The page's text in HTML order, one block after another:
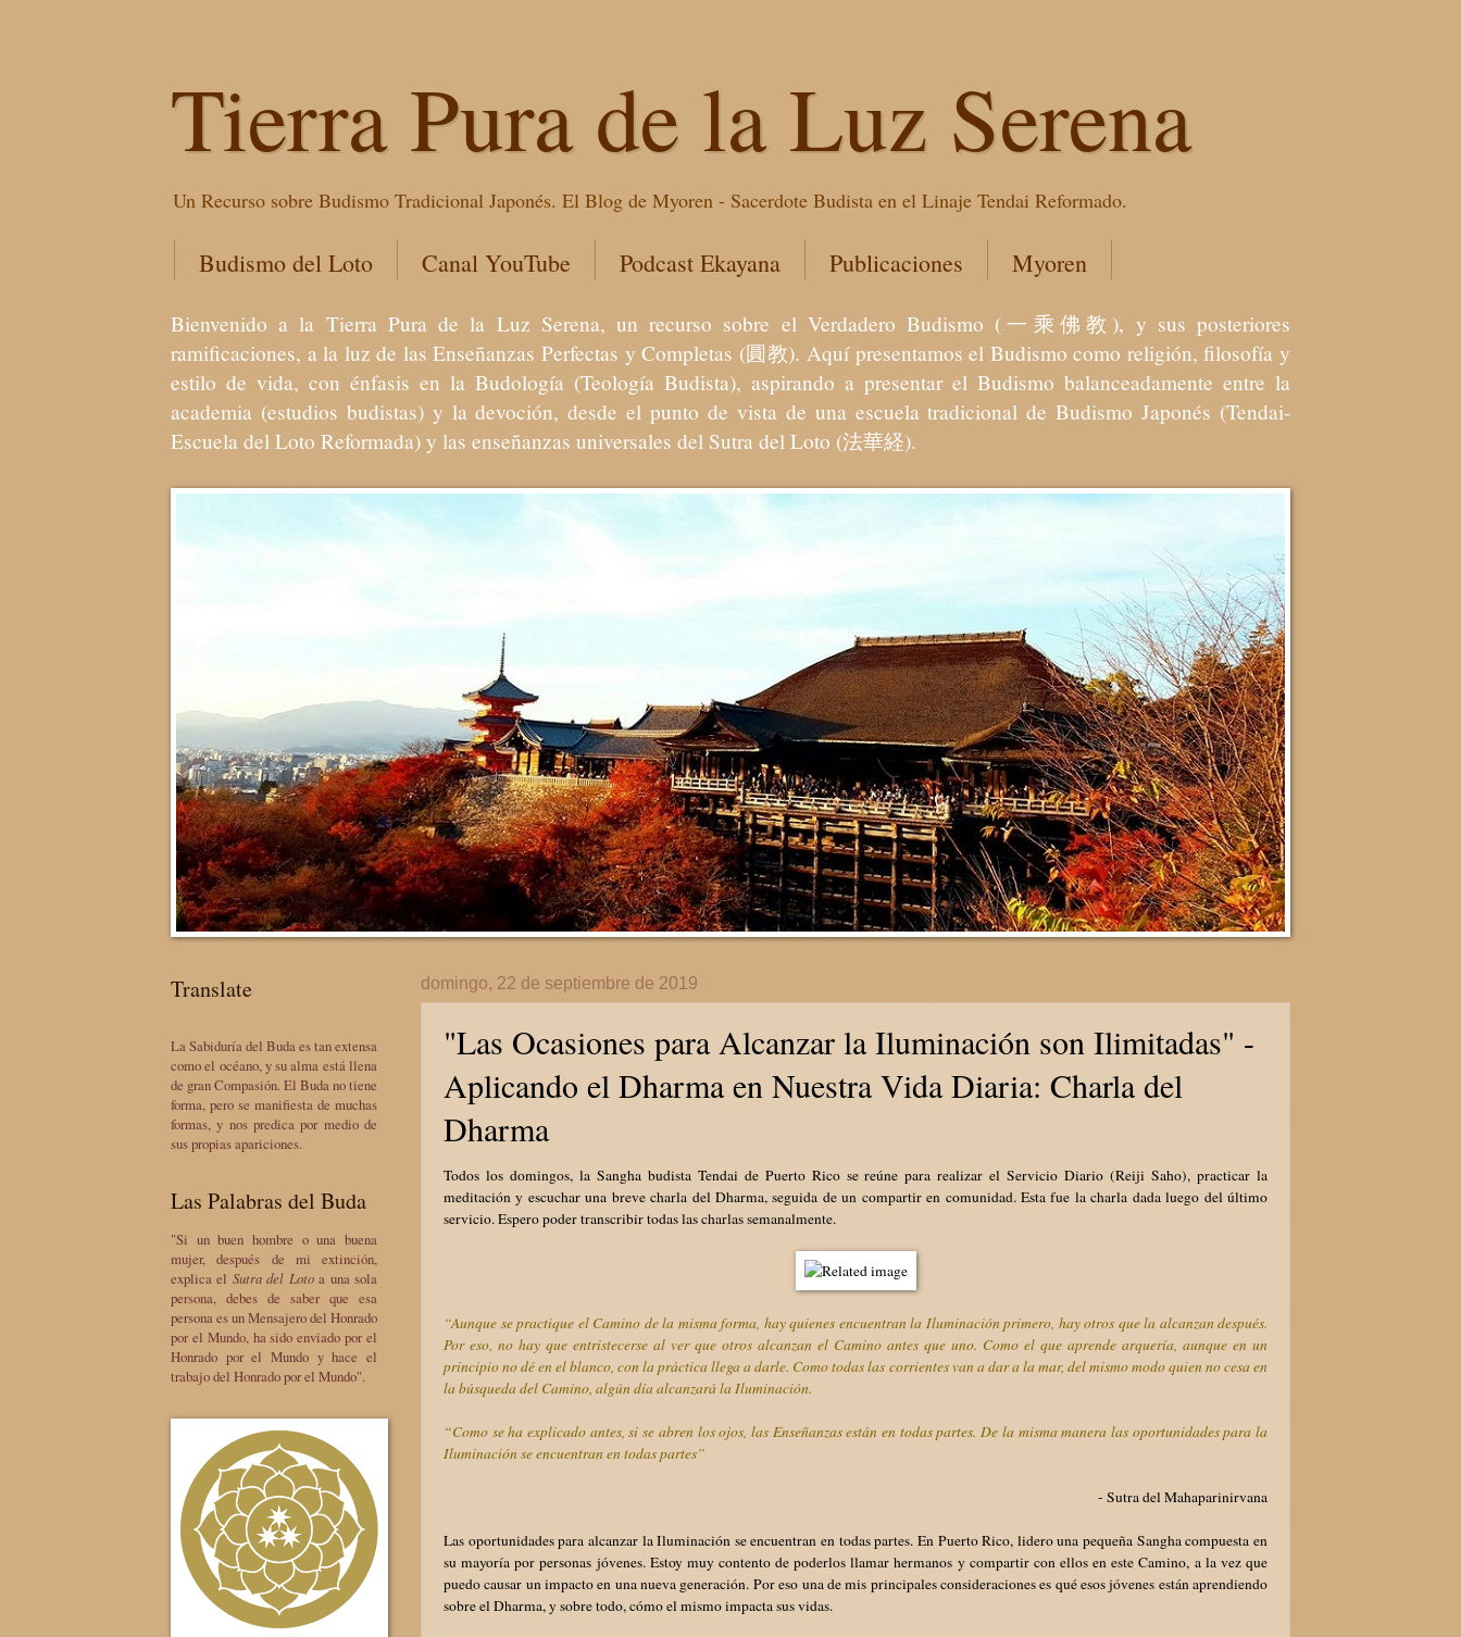
Tierra Pura de la Luz Serena
Un Recurso sobre Budismo Tradicional Japonés. El Blog de Myoren - Sacerdote Budista en el Linaje Tendai Reformado.
Budismo del Loto Canal YouTube Podcast Ekayana Publicaciones Myoren
Bienvenido a la Tierra Pura de la Luz Serena, un recurso sobre el Verdadero Budismo (一乘佛教), y sus posteriores
ramificaciones, a la luz de las Enseñanzas Perfectas y Completas (圓教). Aquí presentamos el Budismo como religión, filosofía y
estilo de vida, con énfasis en la Budología (Teología Budista), aspirando a presentar el Budismo balanceadamente entre la
academia (estudios budistas) y la devoción, desde el punto de vista de una escuela tradicional de Budismo Japonés (Tendai-
Escuela del Loto Reformada) y las enseñanzas universales del Sutra del Loto (法華経).
domingo, 22 de septiembre de 2019
"Las Ocasiones para Alcanzar la Iluminación son Ilimitadas" -
Aplicando el Dharma en Nuestra Vida Diaria: Charla del
Dharma
Todos los domingos, la Sangha budista Tendai de Puerto Rico se reúne para realizar el Servicio Diario (Reiji Saho), practicar la
meditación y escuchar una breve charla del Dharma, seguida de un compartir en comunidad. Esta fue la charla dada luego del último
servicio. Espero poder transcribir todas las charlas semanalmente.
“Aunque se practique el Camino de la misma forma, hay quienes encuentran la Iluminación primero, hay otros que la alcanzan después.
Por eso, no hay que entristecerse al ver que otros alcanzan el Camino antes que uno. Como el que aprende arquería, aunque en un
principio no dé en el blanco, con la práctica llega a darle. Como todas las corrientes van a dar a la mar, del mismo modo quien no cesa en
la búsqueda del Camino, algún día alcanzará la Iluminación.
“Como se ha explicado antes, si se abren los ojos, las Enseñanzas están en todas partes. De la misma manera las oportunidades para la
Iluminación se encuentran en todas partes”
- Sutra del Mahaparinirvana
Las oportunidades para alcanzar la Iluminación se encuentran en todas partes. En Puerto Rico, lidero una pequeña Sangha compuesta en
su mayoría por personas jóvenes. Estoy muy contento de poderlos llamar hermanos y compartir con ellos en este Camino, a la vez que
puedo causar un impacto en una nueva generación. Por eso una de mis principales consideraciones es qué esos jóvenes están aprendiendo
sobre el Dharma, y sobre todo, cómo el mismo impacta sus vidas.
Translate
La Sabiduría del Buda es tan extensa
como el océano, y su alma está llena
de gran Compasión. El Buda no tiene
forma, pero se manifiesta de muchas
formas, y nos predica por medio de
sus propias apariciones.
Las Palabras del Buda
"Si un buen hombre o una buena
mujer, después de mi extinción,
explica el Sutra del Lotoa una sola
persona, debes de saber que esa
persona es un Mensajero del Honrado
por el Mundo, ha sido enviado por el
Honrado por el Mundo y hace el
trabajo del Honrado por el Mundo".